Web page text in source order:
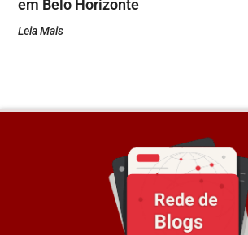
em Belo Horizonte
Leia Mais